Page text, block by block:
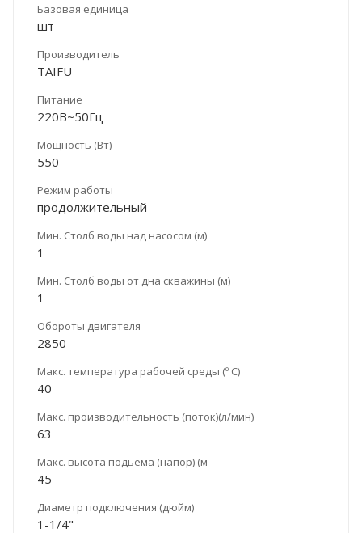
Базовая единица
шт
Производитель
TAIFU
Питание
220В~50Гц
Мощность (Вт)
550
Режим работы
продолжительный
Мин. Столб воды над насосом (м)
1
Мин. Столб воды от дна скважины (м)
1
Обороты двигателя
2850
Макс. температура рабочей среды (º С)
40
Макс. производительность (поток)(л/мин)
63
Макс. высота подьема (напор) (м
45
Диаметр подключения (дюйм)
1-1/4"